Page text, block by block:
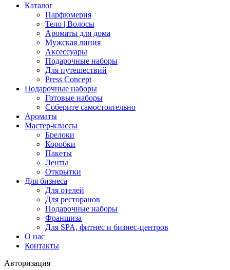
Каталог
Парфюмерия
Тело | Волосы
Ароматы для дома
Мужская линия
Аксессуары
Подарочные наборы
Для путешествий
Press Concept
Подарочные наборы
Готовые наборы
Соберите самостоятельно
Ароматы
Мастер-классы
Брелоки
Коробки
Пакеты
Ленты
Открытки
Для бизнеса
Для отелей
Для ресторанов
Подарочные наборы
Франшиза
Для SPA, фитнес и бизнес-центров
О нас
Контакты
Авторизация